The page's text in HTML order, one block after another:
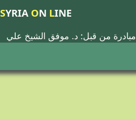
SYRIA ON LINE
مبادرة من قبل: د. موفق الشيخ علي